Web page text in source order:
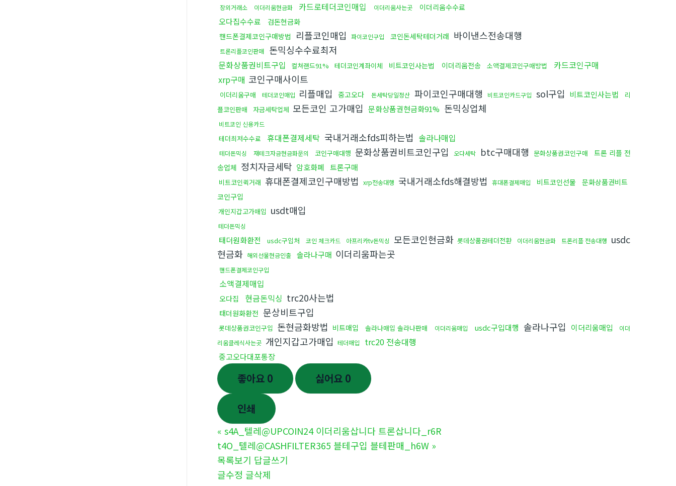
장외거래소
이더리움현금화 카드로테더코인매입 이더리움사는곳 이더리움수수료
오다집수수료
검돈현금화
핸드폰결제코인구매방법
리플코인매입 파이코인구입 코인돈세탁테더거래 바이낸스전송대행
트론리플코인판매 돈믹싱수수료최저
문화상품권비트구입 컬쳐랜드91% 테더코인계좌이체 비트코인사는법 이더리움전송 소액결제코인구매방법
카드코인구매
xrp구매 코인구매사이트
이더리움구매 테더코인매입 리플매입 중고오다 돈세탁당일정산 파이코인구매대행 비트코인카드구입 sol구입 비트코인사는법
리
플코인판매
자금세탁업체 모든코인 고가매입 문화상품권현금화91% 돈믹싱업체
비트코인 신용카드
테더최저수수료 휴대폰결제세탁 국내거래소fds피하는법 솔라나매입
테더돈믹싱 재테크자금현금화문의 코인구매대행 문화상품권비트코인구입 오다세탁 btc구매대행 문화상품권코인구매
트론 리플 전
송업체 정치자금세탁 암호화폐 트론구매
비트코인퀵거래 휴대폰결제코인구매방법 xrp전송대행 국내거래소fds해결방법 휴대폰결제매입 비트코인선물 문화상품권비트
코인구입
개인지갑고가매입 usdt매입
테더돈믹싱
태더원화환전 usdc구입처 코인 체크카드 아프리카tv돈믹싱 모든코인현금화 롯데상품권테더전환 이더리움현금화 트론리플 전송대행 usdc
현금화 해외선물현금인출 솔라나구매 이더리움파는곳
핸드폰결제코인구입
소액결제매입
오다집 현금돈믹싱 trc20사는법
태더원화환전 문상비트구입
롯데상품권코인구입 돈현금화방법 비트매입 솔라나매입 솔라나판매 이더리움매입 usdc구입대행 솔라나구입 이더리움매입
이더
리움클레식사는곳 개인지갑고가매입 테더매입 trc20 전송대행
중고오다대포통장
좋아요 0 싫어요 0
인쇄
« s4A_텔레@UPCOIN24 이더리움삽니다 트론삽니다_r6R
t4O_텔레@CASHFILTER365 블테구입 블테판매_h6W »
목록보기 답글쓰기
글수정 글삭제